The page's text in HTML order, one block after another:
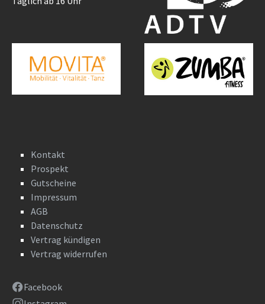
Kontakt
Prospekt
Gutscheine
Impressum
AGB
Datenschutz
Vertrag kündigen
Vertrag widerrufen
Facebook